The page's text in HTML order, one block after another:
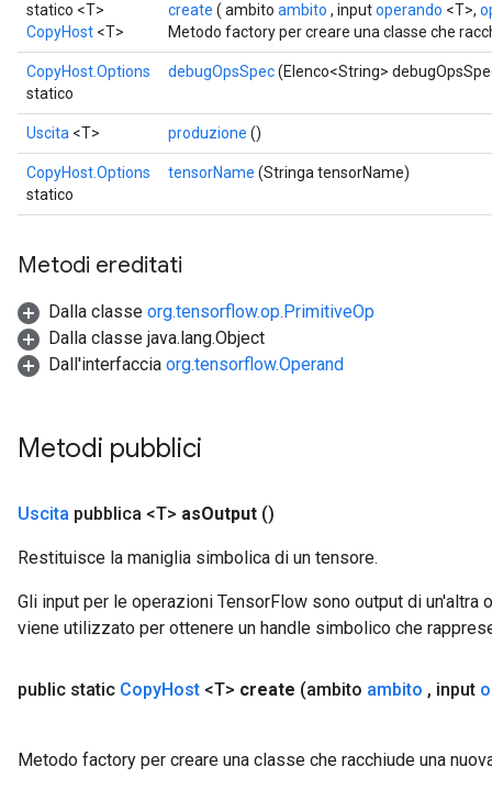
statico <T>
CopyHost <T>
create ( ambito ambito , inputoperando <T>,
Metodo factory per creare una classe che
CopyHost.Options
statico
debugOpsSpec(Elenco<String>
Uscita <T> produzione ()
CopyHost.Options
statico
tensorName (Stringa tensorName)
Metodi ereditati
Dalla classe org.tensorflow.op.PrimitiveOp
Dalla classe java.lang.Object
Dall'interfaccia org.tensorflow.Operand
Metodi pubblici
Uscita pubblica <T> asOutput ()
Restituisce la maniglia simbolica di un tensore.
Gli input per le operazioni TensorFlow sono output di un'altra
viene utilizzato per ottenere un handle simbolico che
public static CopyHost <T> create (ambito ambito , input
Metodo factory per creare una classe che racchiude una